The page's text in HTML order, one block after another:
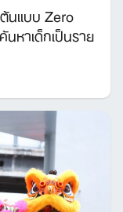
นแบบ Zero
หาเด็กเป็นราย